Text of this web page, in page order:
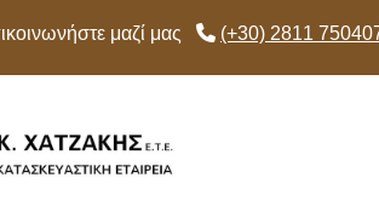
μαζί μας (+30) 2811